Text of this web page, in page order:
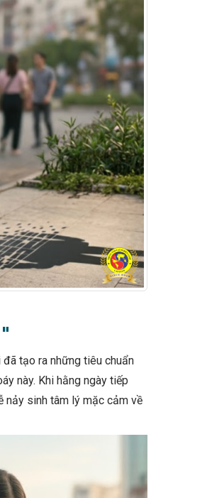
tạo ra những tiêu chuẩn
này. Khi hằng ngày tiếp
nảy sinh tâm lý mặc cảm về